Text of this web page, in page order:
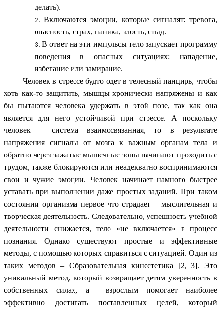
делать).
Включаются эмоции, которые сигналят: тревога,
опасность, страх, паника, злость, стыд.
В ответ на эти импульсы тело запускает программу
поведения в опасных ситуациях: нападение,
избегание или замирание.
Человек в стрессе будто одет в телесный панцирь, чтобы
хоть как-то защитить, мышцы хронически напряжены и как
бы пытаются человека удержать в этой позе, так как она
является для него устойчивой при стрессе. А поскольку
человек – система взаимосвязанная, то в результате
напряжения сигналы от мозга к важным органам тела и
обратно через зажатые мышечные зоны начинают проходить с
трудом, также блокируются или неадекватно воспринимаются
свои и чужие эмоции. Человек начинает намного быстрее
уставать при выполнении даже простых заданий. При таком
состоянии организма первое что страдает – мыслительная и
творческая деятельность. Следовательно, успешность учебной
деятельности снижается, тело «не включается» в процесс
познания. Однако существуют простые и эффективные
методы, с помощью которых справиться с ситуацией. Один из
таких методов – Образовательная кинестетика [2, 3]. Это
уникальный метод, который возвращает детям уверенность в
собственных силах, а взрослым помогает наиболее
эффективно достигать поставленных целей, который